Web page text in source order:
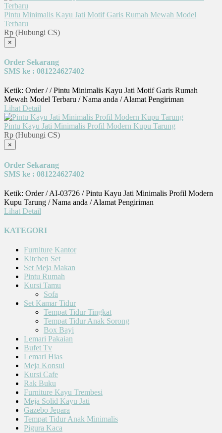
Pintu Minimalis Kayu Jati Motif Garis Rumah Mewah Model
Terbaru
Rp (Hubungi CS)
×
Order Sekarang
SMS ke : 081224627402
Ketik: Order / / Pintu Minimalis Kayu Jati Motif Garis Rumah
Mewah Model Terbaru / Nama anda / Alamat Pengiriman
Lihat Detail
Pintu Kayu Jati Minimalis Profil Modern Kupu Tarung
Rp (Hubungi CS)
×
Order Sekarang
SMS ke : 081224627402
Ketik: Order / AI-03726 / Pintu Kayu Jati Minimalis Profil Modern
Kupu Tarung / Nama anda / Alamat Pengiriman
Lihat Detail
KATEGORI
Furniture Kantor
Kitchen Set
Set Meja Makan
Pintu Rumah
Kursi Tamu
Sofa
Set Kamar Tidur
Tempat Tidur Tingkat
Tempat Tidur Anak Sorong
Box Bayi
Lemari Pakaian
Bufet Tv
Lemari Hias
Meja Konsul
Kursi Cafe
Rak Buku
Furniture Kayu Trembesi
Meja Solid Kayu Jati
Gazebo Jepara
Tempat Tidur Anak Minimalis
Pigura Kaca